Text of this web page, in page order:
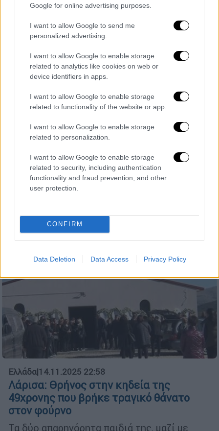
Google for online advertising purposes.
I want to allow Google to send me
personalized advertising.
I want to allow Google to enable storage
related to analytics like cookies on web or
device identifiers in apps.
I want to allow Google to enable storage
related to functionality of the website or app.
I want to allow Google to enable storage
related to personalization.
I want to allow Google to enable storage
related to security, including authentication
functionality and fraud prevention, and other
user protection.
CONFIRM
Data Deletion Data Access Privacy Policy
Σινεμά|14.11.2025 23:00
Κυκλοφόρησε το επίσημο τρέιλερ για τα
«Ανεμοδαρμένα Ύψη» - Μάργκοτ Ρόμπι
και Τζέικομπ Ελόρντι σε μια νέα,
Η ταινία αναμένεται να κυκλοφορήσει στις
κινηματογραφικές αίθουσες ανήμερα του
Αγίου Βαλεντίνου
Ελλάδα|14.11.2025 22:58
Λάρισα: Θρήνος στην κηδεία της
49χρονης που βρήκε τραγικό θάνατο
στον φούρνο
Τα δύο απαρηγόρητα παιδιά της, μαζί με